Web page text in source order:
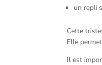
un repli
Cette
Elle
Il est